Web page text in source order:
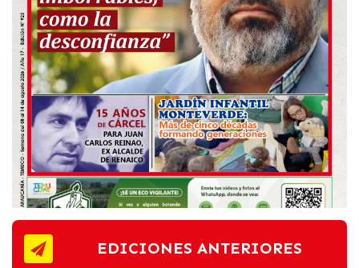
EDICIONES ANTERIORES